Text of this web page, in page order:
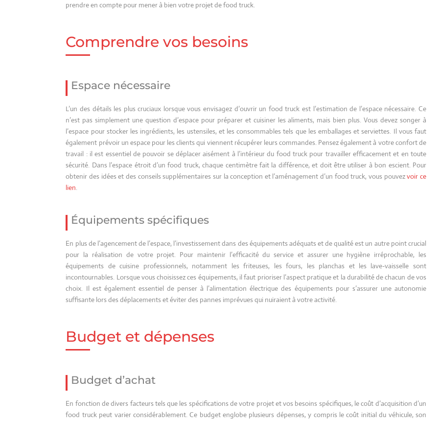
prendre en compte pour mener à bien votre projet de food truck.
Comprendre vos besoins
Espace nécessaire
L’un des détails les plus cruciaux lorsque vous envisagez d’ouvrir un food truck est l’estimation de l’espace nécessaire. Ce
n’est pas simplement une question d’espace pour préparer et cuisiner les aliments, mais bien plus. Vous devez songer à
l’espace pour stocker les ingrédients, les ustensiles, et les consommables tels que les emballages et serviettes. Il vous faut
également prévoir un espace pour les clients qui viennent récupérer leurs commandes. Pensez également à votre confort de
travail : il est essentiel de pouvoir se déplacer aisément à l’intérieur du food truck pour travailler efficacement et en toute
sécurité. Dans l’espace étroit d’un food truck, chaque centimètre fait la différence, et doit être utiliser à bon escient. Pour
obtenir des idées et des conseils supplémentaires sur la conception et l’aménagement d’un food truck, vous pouvezvoir ce
lien.
Équipements spécifiques
En plus de l’agencement de l’espace, l’investissement dans des équipements adéquats et de qualité est un autre point crucial
pour la réalisation de votre projet. Pour maintenir l’efficacité du service et assurer une hygiène irréprochable, les
équipements de cuisine professionnels, notamment les friteuses, les fours, les planchas et les lave-vaisselle sont
incontournables. Lorsque vous choisissez ces équipements, il faut prioriser l’aspect pratique et la durabilité de chacun de vos
choix. Il est également essentiel de penser à l’alimentation électrique des équipements pour s’assurer une autonomie
suffisante lors des déplacements et éviter des pannes imprévues qui nuiraient à votre activité.
Budget et dépenses
Budget d’achat
En fonction de divers facteurs tels que les spécifications de votre projet et vos besoins spécifiques, le coût d’acquisition d’un
food truck peut varier considérablement. Ce budget englobe plusieurs dépenses, y compris le coût initial du véhicule, son